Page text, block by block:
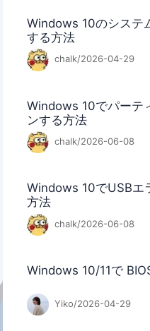
Windows 10のシステ
する方法
chalk/2026-04-29
Windows 10でパーテ
ンする方法
chalk/2026-06-08
Windows 10でUSBエ
方法
chalk/2026-06-08
Windows 10/11で
Yiko/2026-04-29